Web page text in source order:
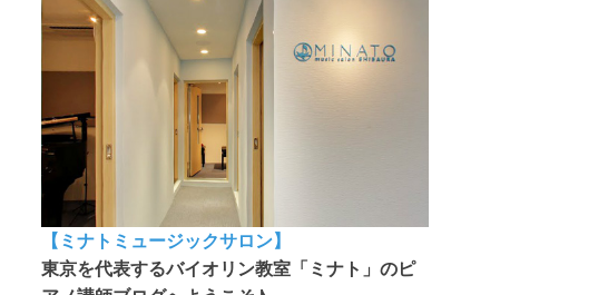
【ミナトミュージックサロン】
東京を代表するバイオリン教室「ミナト」のピ